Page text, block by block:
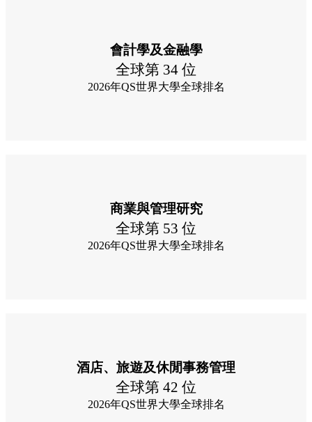
會計學及金融學
全球第 34 位
2026年QS世界大學全球排名
商業與管理研究
全球第 53 位
2026年QS世界大學全球排名
酒店、旅遊及休閒事務管理
全球第 42 位
2026年QS世界大學全球排名